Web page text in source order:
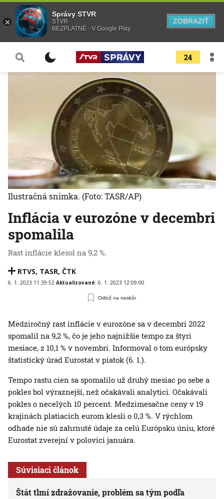
24
Inflácia v eurozóne v decembri
spomalila
Rast inflácie klesol na 9,2 %.
RTVS, TASR, ČTK
6. 1. 2023 11:39:52 Aktualizované: 6. 1. 2023 12:09:00
Odlož na neskôr
Ilustračná snímka. (Foto: TASR/AP)
Medziročný rast inflácie v eurozóne sa v decembri 2022
spomalil na 9,2 %, čo je jeho najnižšie tempo za štyri
mesiace, z 10,1 % v novembri. Informoval o tom európsky
štatistický úrad Eurostat v piatok (6. 1.).
Tempo rastu cien sa spomalilo už druhý mesiac po sebe a
pokles bol výraznejší, než očakávali analytici. Očakávali
pokles o necelých 10 percent. Medzimesačne ceny v 19
krajinách platiacich eurom klesli o 0,3 %. V rýchlom
odhade nie sú zahrnuté údaje za celú Európsku úniu, ktoré
Eurostat zverejní v polovici januára.
Súvisiaci článok
Štát tlmí zdražovanie, problém sa tým podľa
Správy STVR
STVR
BEZPLATNÉ - V Google Play
ZOBRAZIŤ